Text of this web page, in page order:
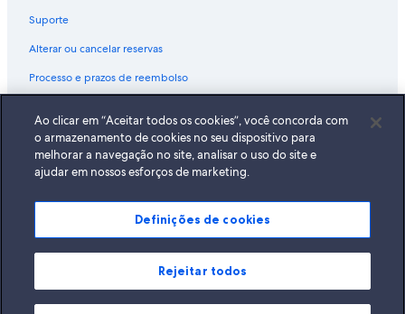
Suporte
Alterar ou cancelar reservas
Processo e prazos de reembolso
Documentos para viagens internacionais
A Expedia, Inc. não se responsabiliza pelo conteúdo dos sites externos.
© 2026 Expedia, Inc., uma empresa do Expedia Group. Todos os direitos
reservados Expedia e o logotipo da Expedia são marcas registradas da
Ao clicar em “Aceitar todos os cookies”, você concorda com
o armazenamento de cookies no seu dispositivo para
melhorar a navegação no site, analisar o uso do site e
ajudar em nossos esforços de marketing.
Definições de cookies
Rejeitar todos